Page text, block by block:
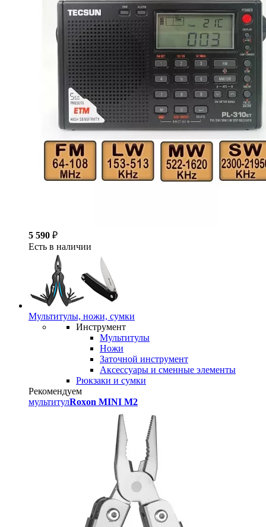
5 590 ₽
Есть в наличии
Мультитулы, ножи, сумки
Инструмент
Мультитулы
Ножи
Заточной инструмент
Аксессуары и сменные элементы
Рюкзаки и сумки
Рекомендуем
мультитулRoxon MINI M2